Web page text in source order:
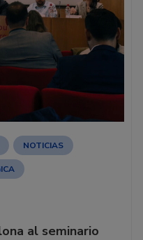
NOTICIAS
al seminario